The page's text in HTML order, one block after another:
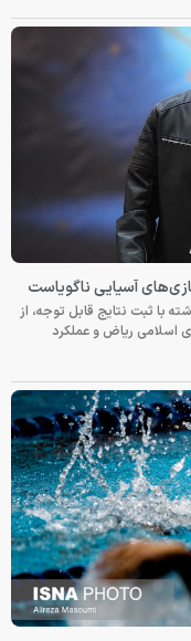
با ثبت نتایج قابل توجه، از
ریاض و عملکرد